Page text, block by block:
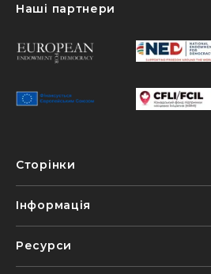
Наші партнери
Сторінки
Інформація
Ресурси